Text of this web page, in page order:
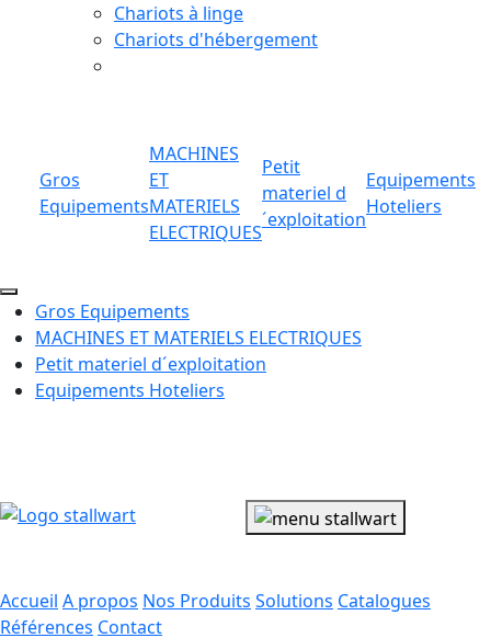
Chariots à linge
Chariots d'hébergement
Gros
Equipements
MACHINES
ET
MATERIELS
ELECTRIQUES
Petit
materiel d
´exploitation
Equipements
Hoteliers
Gros Equipements
MACHINES ET MATERIELS ELECTRIQUES
Petit materiel d´exploitation
Equipements Hoteliers
Accueil A propos Nos Produits Solutions Catalogues
Références Contact